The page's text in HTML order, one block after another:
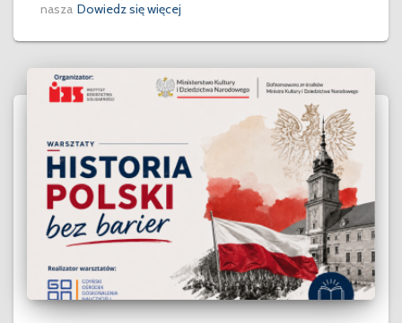
nasza Dowiedz się więcej